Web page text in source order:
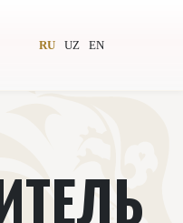
RU UZ EN
Всемирное общество